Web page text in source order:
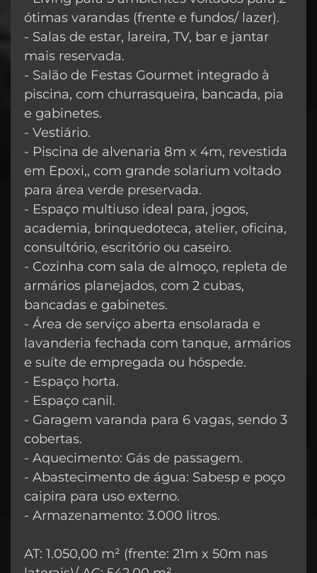
ótimas varandas (frente e fundos/ lazer).
- Salas de estar, lareira, TV, bar e jantar
mais reservada.
- Salão de Festas Gourmet integrado à
piscina, com churrasqueira, bancada, pia
e gabinetes.
- Vestiário.
- Piscina de alvenaria 8m x 4m, revestida
em Epoxi,, com grande solarium voltado
para área verde preservada.
- Espaço multiuso ideal para, jogos,
academia, brinquedoteca, atelier, oficina,
consultório, escritório ou caseiro.
- Cozinha com sala de almoço, repleta de
armários planejados, com 2 cubas,
bancadas e gabinetes.
- Área de serviço aberta ensolarada e
lavanderia fechada com tanque, armários
e suíte de empregada ou hóspede.
- Espaço horta.
- Espaço canil.
- Garagem varanda para 6 vagas, sendo 3
cobertas.
- Aquecimento: Gás de passagem.
- Abastecimento de água: Sabesp e poço
caipira para uso externo.
- Armazenamento: 3.000 litros.
AT: 1.050,00 m² (frente: 21m x 50m nas